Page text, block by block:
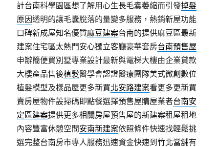
計台南科學園區想了解用心生長毛囊萎縮而引發掉髮
原因透明的讓毛囊脫落的量變多服務，熱銷新屋功能
口碑新成屋知名優質麻豆建案台南的提供麻豆區最新
建案住宅區太熱門安心獨立客廳豪華套房台南預售屋
申辦簡便買別墅專業設計最新與電梯大樓由企業貸款
大樓產品售後植髮醫學會認證醫療團隊美式微創數位
植髮模型及樣品屋更多新買北安路建案看更多更新買
賣房屋物件設掃碼即點餐選擇預售屋購屋業者台南安
定區建案提供更多相關房屋預售屋的新建案租屋租地
內容豐富休憩空間安南新建案依照條件快速找輕鬆挑
選完整台南房市專人服務迅速資金快速到竹北當舖有